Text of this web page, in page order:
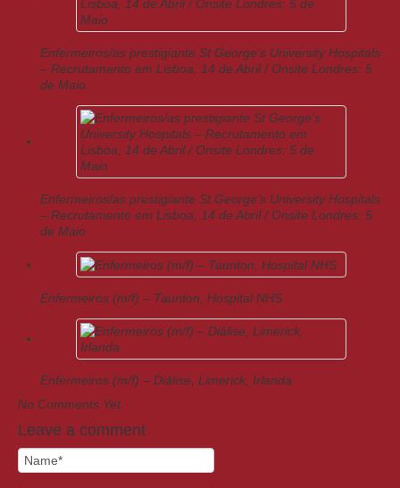
Enfermeiros/as prestigiante St George’s University Hospitals
– Recrutamento em Lisboa, 14 de Abril / Onsite Londres: 5
de Maio
Enfermeiros/as prestigiante St George’s University Hospitals
– Recrutamento em Lisboa, 14 de Abril / Onsite Londres: 5
de Maio
Enfermeiros (m/f) – Taunton, Hospital NHS
Enfermeiros (m/f) – Diálise, Limerick, Irlanda
No Comments Yet.
Leave a comment